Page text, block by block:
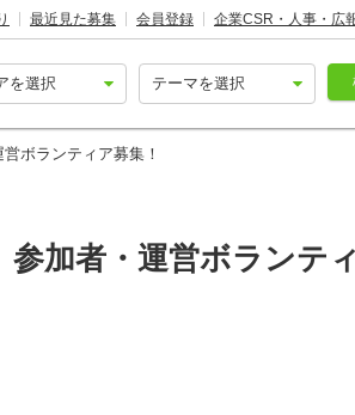
最近見た募集 会員登録 企業CSR・人事・広
運営ボランティア募集！
参加者・運営ボラン